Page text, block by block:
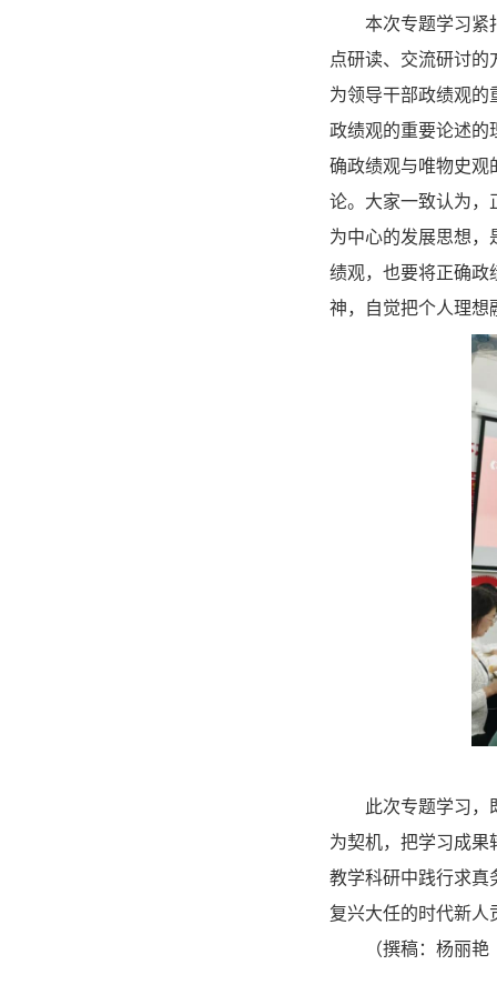
本次专题学习紧
点研读、交流研讨的
为领导干部政绩观的
政绩观的重要论述的
确政绩观与唯物史观
论。大家一致认为，
为中心的发展思想，
绩观，也要将正确政
神，自觉把个人理想
此次专题学习，
为契机，把学习成果
教学科研中践行求真
复兴大任的时代新人
（撰稿：杨丽